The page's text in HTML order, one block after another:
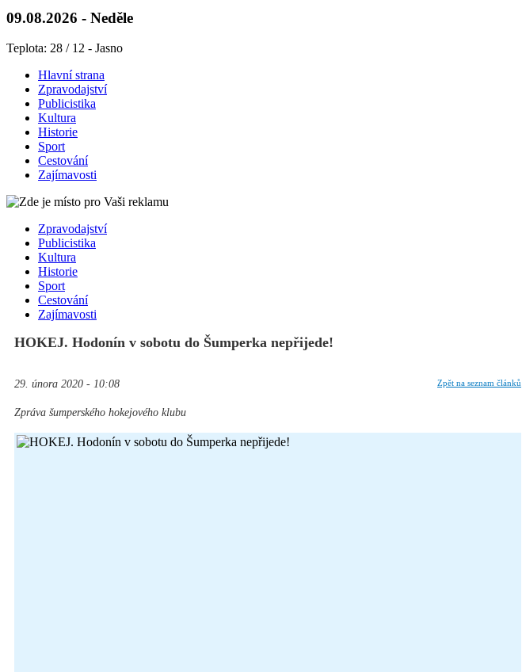
09.08.2026 - Neděle
Teplota: 28 / 12 - Jasno
Hlavní strana
Zpravodajství
Publicistika
Kultura
Historie
Sport
Cestování
Zajímavosti
Zpravodajství
Publicistika
Kultura
Historie
Sport
Cestování
Zajímavosti
HOKEJ. Hodonín v sobotu do Šumperka nepřijede!
29. února 2020 - 10:08 Zpět na seznam článků
Zpráva šumperského hokejového klubu